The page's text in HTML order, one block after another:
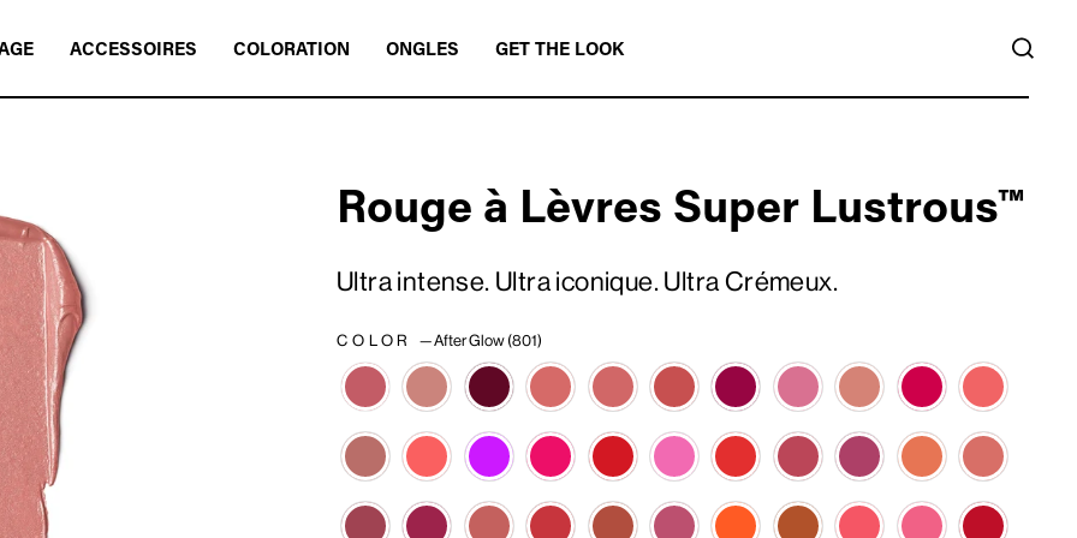
ACCESSOIRES COLORATION ONGLES GET THE LOOK
Rouge à Lèvres Super Lustrous™
Ultra intense. Ultra iconique. Ultra Crémeux.
COLOR—After Glow (801)